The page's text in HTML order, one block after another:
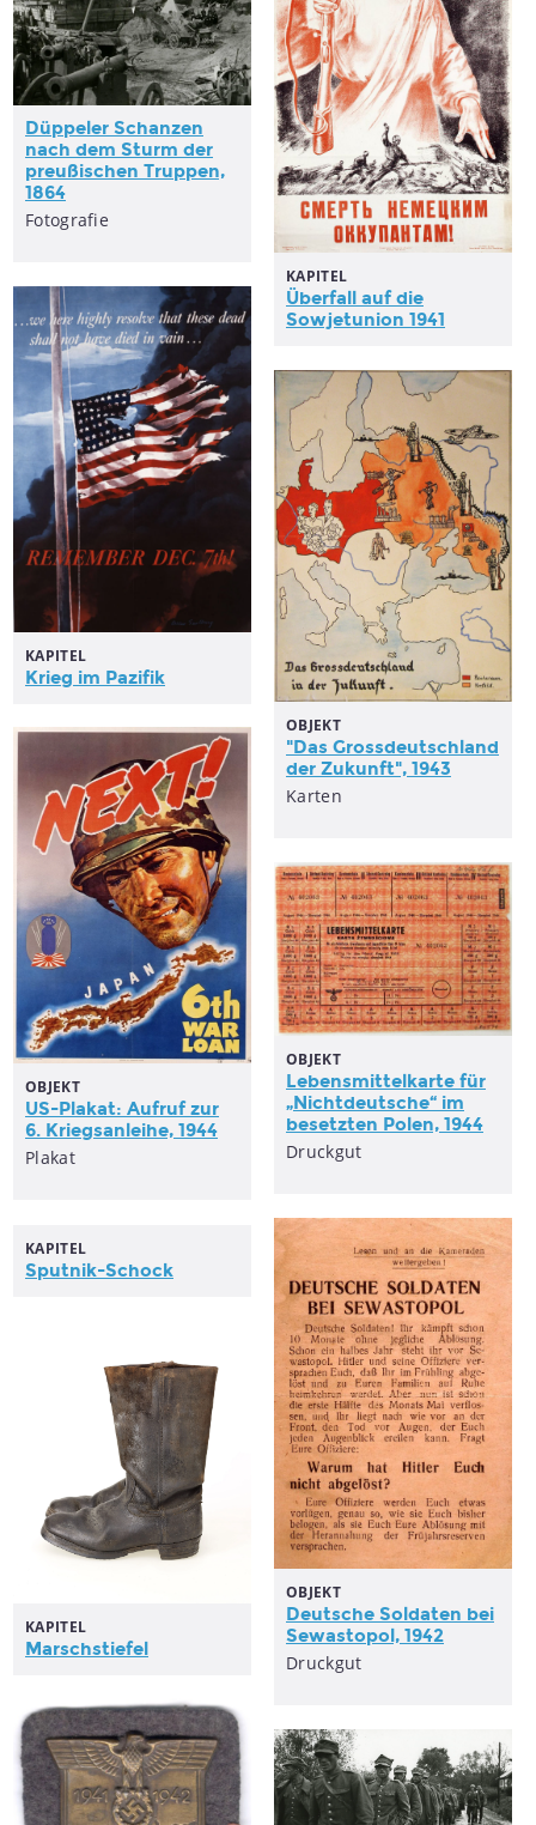
KAPITEL
Überfall auf die
Sowjetunion 1941
Düppeler Schanzen
nach dem Sturm der
preußischen Truppen,
1864
Fotografie
KAPITEL
Krieg im Pazifik
OBJEKT
"Das Grossdeutschland
der Zukunft", 1943
Karten
OBJEKT
US-Plakat: Aufruf zur
6. Kriegsanleihe, 1944
Plakat
OBJEKT
Lebensmittelkarte für
„Nichtdeutsche“ im
besetzten Polen, 1944
Druckgut
OBJEKT
Deutsche Soldaten bei
Sewastopol, 1942
Druckgut
KAPITEL
Sputnik-Schock
KAPITEL
Marschstiefel